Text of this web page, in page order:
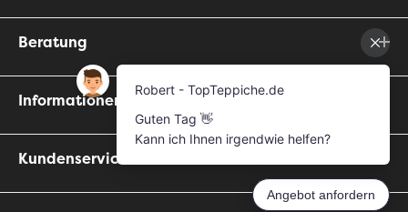
Beratung
Informationen
Kundenservice